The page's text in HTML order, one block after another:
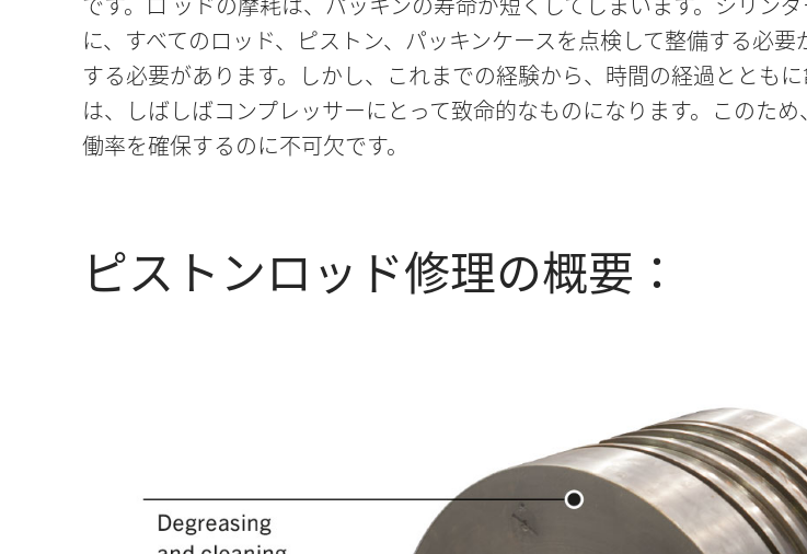
に、すべてのロッド、ピストン、パッキンケースを点検して整備する必
する必要があります。しかし、これまでの経験から、時間の経過ととも
は、しばしばコンプレッサーにとって致命的なものになります。このた
働率を確保するのに不可欠です。
ピストンロッド修理の概要：